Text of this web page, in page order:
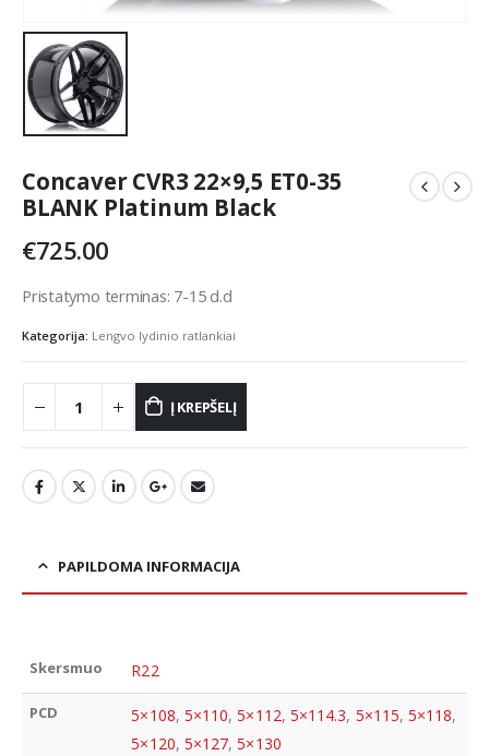
Concaver CVR3 22×9,5 ET0-35
BLANK Platinum Black
€725.00
Pristatymo terminas: 7-15 d.d
Kategorija: Lengvo lydinio ratlankiai
Į KREPŠELĮ
PAPILDOMA INFORMACIJA
Skersmuo R22
PCD 5×108, 5×110,5×112, 5×114.3, 5×115,5×118,
5×120, 5×127,5×130